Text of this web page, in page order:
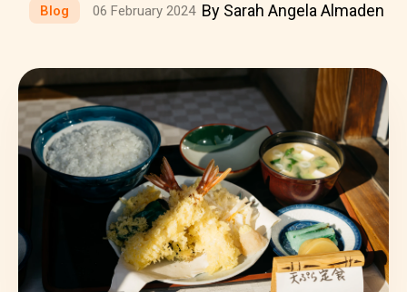
Blog 06 February 2024 By Sarah Angela Almaden